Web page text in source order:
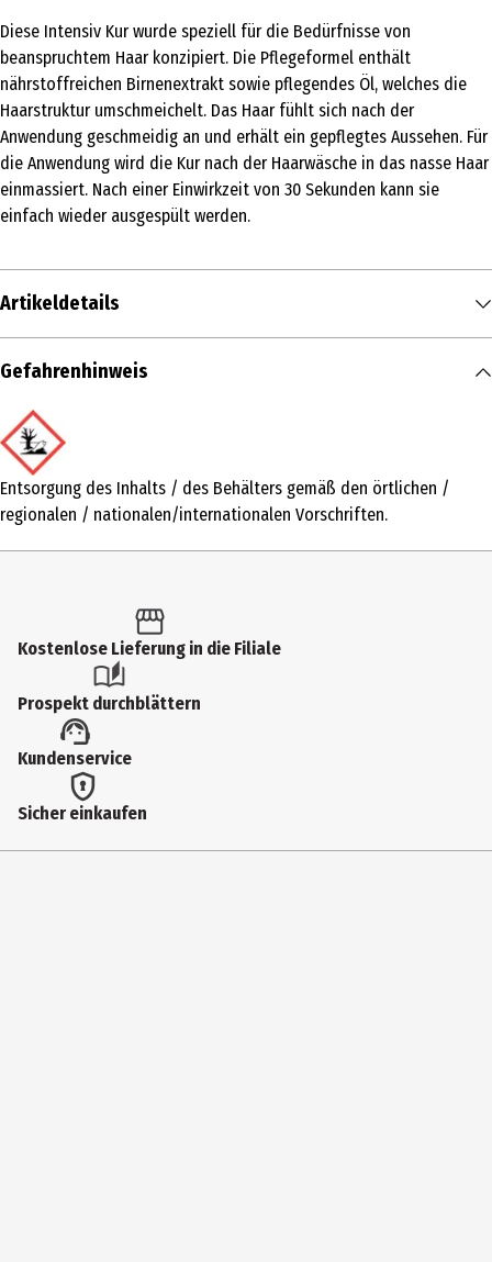
Diese Intensiv Kur wurde speziell für die Bedürfnisse von
beanspruchtem Haar konzipiert. Die Pflegeformel enthält
nährstoffreichen Birnenextrakt sowie pflegendes Öl, welches die
Haarstruktur umschmeichelt. Das Haar fühlt sich nach der
Anwendung geschmeidig an und erhält ein gepflegtes Aussehen. Für
die Anwendung wird die Kur nach der Haarwäsche in das nasse Haar
einmassiert. Nach einer Einwirkzeit von 30 Sekunden kann sie
einfach wieder ausgespült werden.
Artikeldetails
Inhalt
Produkttyp
Haarkur
Dermatologisch getestet
Ja
Inhaltsstoffe
Ingredients: Aqua, Cetearyl Alcohol, Behentrimonium Chloride,
Cetyl Esters, Dipropylene Glycol, Glycerin, Panthenol, Tetrasodium
Glutamate Diacetate, Lactic Acid, Ethylhexylglycerin, Pyrus
Communis Fruit Extract, Persea Gratissima Oil, Tocopherol,
Phenoxyethanol, Parfum.
Gefahrenhinweis
Entsorgung des Inhalts / des Behälters gemäß den örtlichen /
regionalen / nationalen/internationalen Vorschriften.
Kostenlose Lieferung in die Filiale
Prospekt durchblättern
Kundenservice
Sicher einkaufen